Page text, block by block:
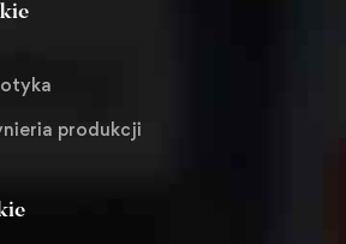
produkcji